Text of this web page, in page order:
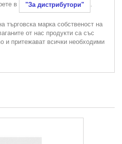
в
"За дистрибутори" .
търговска марка собственост на
от нас продукти са със
и притежават всички необходими